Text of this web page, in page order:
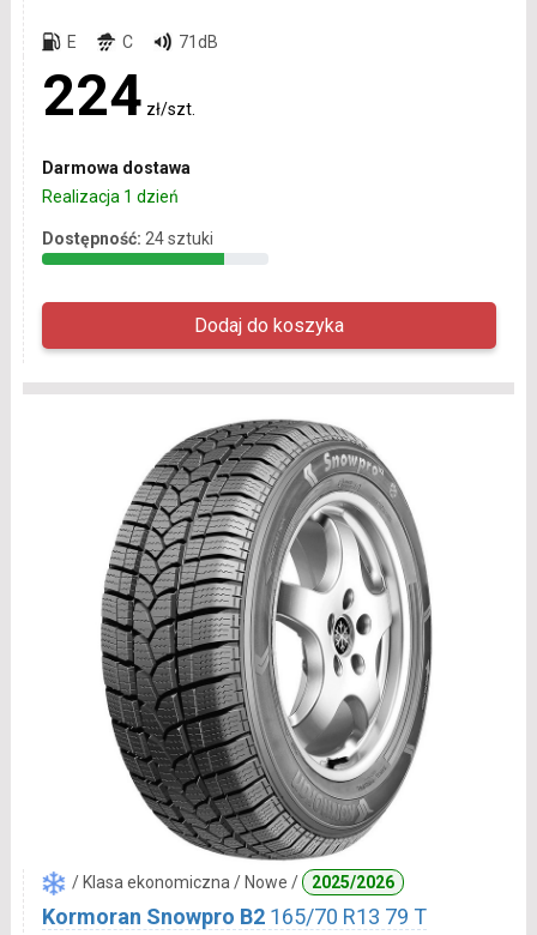
E C 71dB
224 zł/szt.
Darmowa dostawa
Realizacja 1 dzień
Dostępność: 24 sztuki
/ Klasa ekonomiczna / Nowe / 2025/2026
Kormoran Snowpro B2 165/70 R13 79 T